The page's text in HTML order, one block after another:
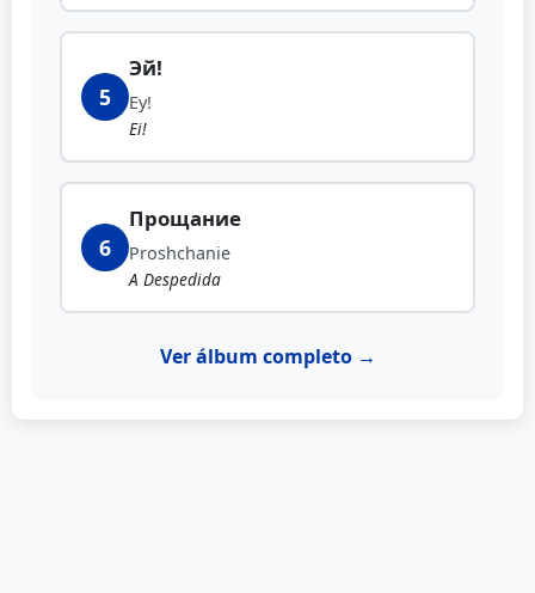
5
Эй!
Ey!
Ei!
6
Прощание
Proshchanie
A Despedida
Ver álbum completo →